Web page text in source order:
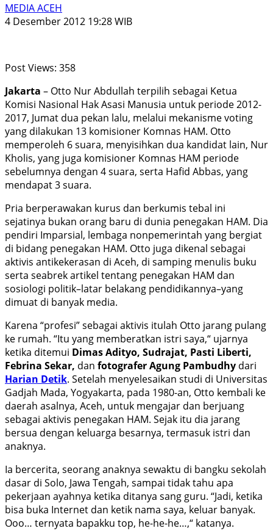
MEDIA ACEH
4 Desember 2012 19:28 WIB
Post Views: 358
Jakarta – Otto Nur Abdullah terpilih sebagai Ketua
Komisi Nasional Hak Asasi Manusia untuk periode 2012-
2017, Jumat dua pekan lalu, melalui mekanisme voting
yang dilakukan 13 komisioner Komnas HAM. Otto
memperoleh 6 suara, menyisihkan dua kandidat lain, Nur
Kholis, yang juga komisioner Komnas HAM periode
sebelumnya dengan 4 suara, serta Hafid Abbas, yang
mendapat 3 suara.
Pria berperawakan kurus dan berkumis tebal ini
sejatinya bukan orang baru di dunia penegakan HAM. Dia
pendiri Imparsial, lembaga nonpemerintah yang bergiat
di bidang penegakan HAM. Otto juga dikenal sebagai
aktivis antikekerasan di Aceh, di samping menulis buku
serta seabrek artikel tentang penegakan HAM dan
sosiologi politik–latar belakang pendidikannya–yang
dimuat di banyak media.
Karena “profesi” sebagai aktivis itulah Otto jarang pulang
ke rumah. “Itu yang memberatkan istri saya,“ ujarnya
ketika ditemui Dimas Adityo, Sudrajat, Pasti Liberti,
Febrina Sekar, dan fotografer Agung Pambudhy dari
Harian Detik. Setelah menyelesaikan studi di Universitas
Gadjah Mada, Yogyakarta, pada 1980-an, Otto kembali ke
daerah asalnya, Aceh, untuk mengajar dan berjuang
sebagai aktivis penegakan HAM. Sejak itu dia jarang
bersua dengan keluarga besarnya, termasuk istri dan
anaknya.
Ia bercerita, seorang anaknya sewaktu di bangku sekolah
dasar di Solo, Jawa Tengah, sampai tidak tahu apa
pekerjaan ayahnya ketika ditanya sang guru. “Jadi, ketika
bisa buka Internet dan ketik nama saya, keluar banyak.
Ooo… ternyata bapakku top, he-he-he…,“ katanya.